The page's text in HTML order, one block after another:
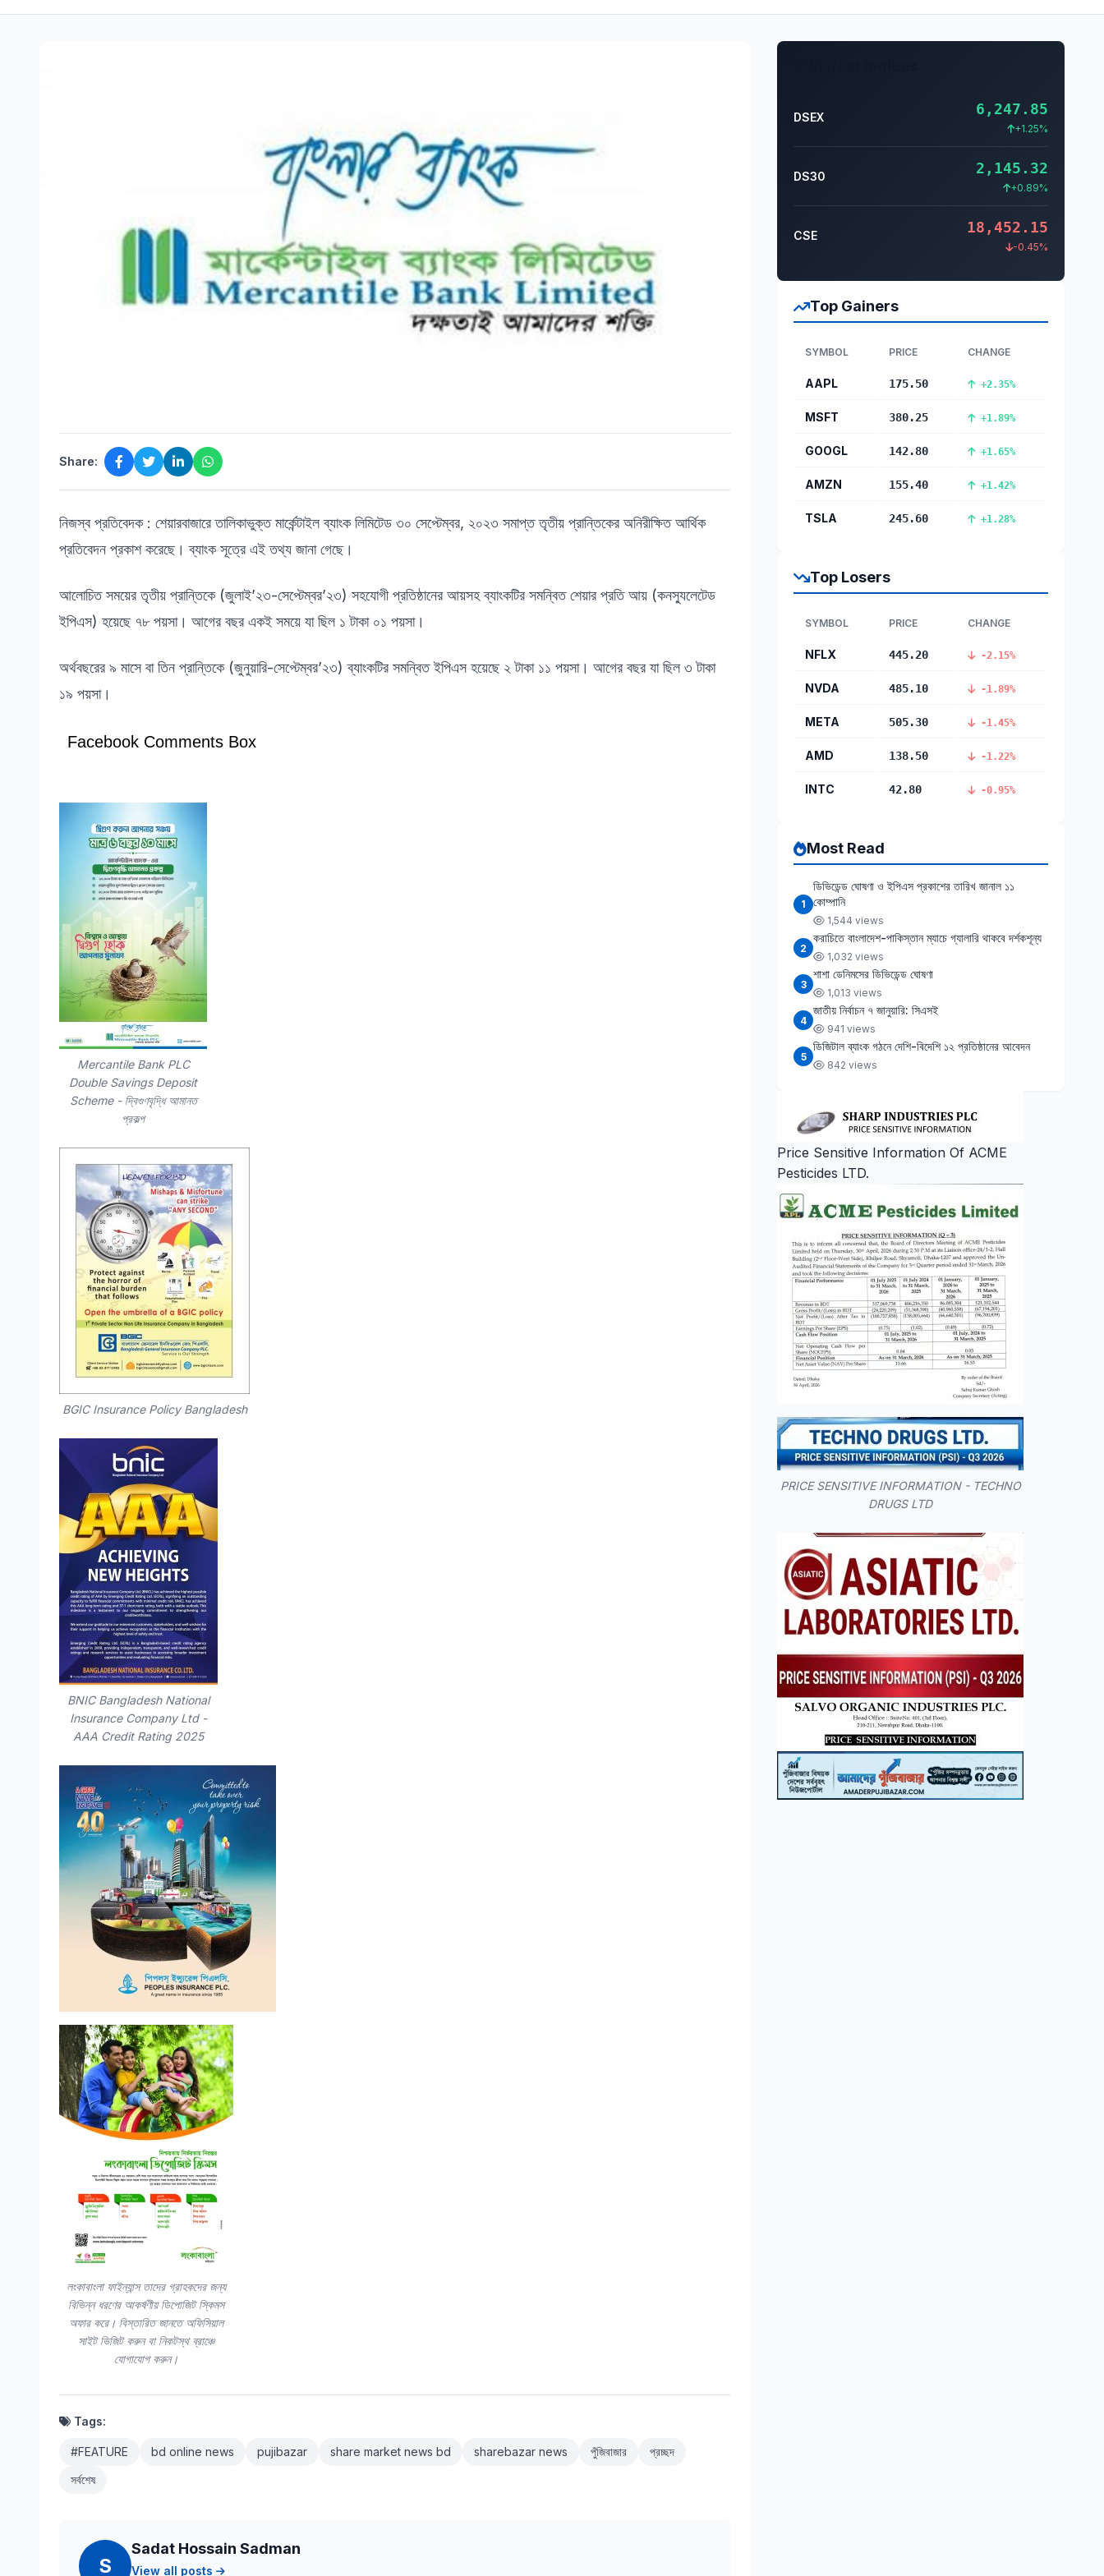
Share:
নিজস্ব প্রতিবেদক : শেয়ারবাজারে তালিকাভুক্ত মার্কেন্টাইল ব্যাংক লিমিটেড ৩০ সেপ্টেম্বর, ২০২৩ সমাপ্ত তৃতীয় প্রান্তিকের অনিরীক্ষিত আর্থিক
প্রতিবেদন প্রকাশ করেছে। ব্যাংক সূত্রে এই তথ্য জানা গেছে।
আলোচিত সময়ের তৃতীয় প্রান্তিকে (জুলাই’২৩-সেপ্টেম্বর’২৩) সহযোগী প্রতিষ্ঠানের আয়সহ ব্যাংকটির সমন্বিত শেয়ার প্রতি আয় (কনস্যুলেটেড
ইপিএস) হয়েছে ৭৮ পয়সা। আগের বছর একই সময়ে যা ছিল ১ টাকা ০১ পয়সা।
অর্থবছরের ৯ মাসে বা তিন প্রান্তিকে (জুনুয়ারি-সেপ্টেম্বর’২৩) ব্যাংকটির সমন্বিত ইপিএস হয়েছে ২ টাকা ১১ পয়সা। আগের বছর যা ছিল ৩ টাকা
১৯ পয়সা।
Facebook Comments Box
Mercantile Bank PLC
Double Savings Deposit
Scheme - দ্বিগুণবৃদ্ধি আমানত
প্রকল্প
BGIC Insurance Policy Bangladesh
BNIC Bangladesh National
Insurance Company Ltd -
AAA Credit Rating 2025
লংকাবাংলা ফাইন্যান্স তাদের গ্রাহকদের জন্য
বিভিন্ন ধরণের আকর্ষণীয় ডিপোজিট স্কিমস
অফার করে। বিস্তারিত জানতে অফিসিয়াল
সাইট ভিজিট করুন বা নিকটস্থ ব্রাঞ্চে
যোগাযোগ করুন।
Tags:
#FEATURE bd online news pujibazar share market news bd sharebazar news পুঁজিবাজার
প্রচ্ছদ
সর্বশেষ
S
Sadat Hossain Sadman
View all posts
DSEX 6,247.85
+1.25%
DS30 2,145.32
+0.89%
CSE 18,452.15
-0.45%
Top Gainers
SYMBOL PRICE CHANGE
AAPL 175.50 +2.35%
MSFT 380.25 +1.89%
GOOGL 142.80 +1.65%
AMZN 155.40 +1.42%
TSLA 245.60 +1.28%
Top Losers
SYMBOL PRICE CHANGE
NFLX 445.20 -2.15%
NVDA 485.10 -1.89%
META 505.30 -1.45%
AMD 138.50 -1.22%
INTC 42.80 -0.95%
Most Read
1
ডিভিডেন্ড ঘোষণা ও ইপিএস প্রকাশের তারিখ জানাল ১১
কোম্পানি
1,544 views
2
করাচিতে বাংলাদেশ-পাকিস্তান ম্যাচে গ্যালারি থাকবে দর্শকশূন্য
1,032 views
3
শাশা ডেনিমসের ডিভিডেন্ড ঘোষণা
1,013 views
4
জাতীয় নির্বাচন ৭ জানুয়ারি: সিএসই
941 views
5
ডিজিটাল ব্যাংক গঠনে দেশি-বিদেশি ১২ প্রতিষ্ঠানের আবেদন
842 views
Price Sensitive Information Of ACME
Pesticides LTD.
PRICE SENSITIVE INFORMATION - TECHNO
DRUGS LTD